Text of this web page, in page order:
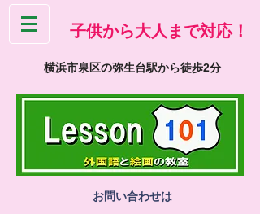
​子供から大人まで対応！
横浜市泉区の弥生台駅から徒歩2分
お問い合わせは